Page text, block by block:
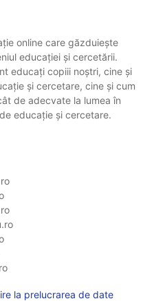
online care găzduiește
educației și cercetării.
educați copiii noștri, cine și
și cercetare, cine și cum
de adecvate la lumea în
educație și cercetare.
la prelucrarea de date